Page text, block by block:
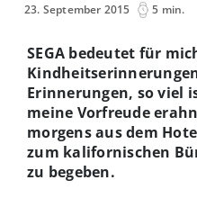
23. September 2015 5 min.
SEGA bedeutet für
Erinnerungen, so viel
meine Vorfreude
morgens aus dem
zum kalifornischen
zu begeben.